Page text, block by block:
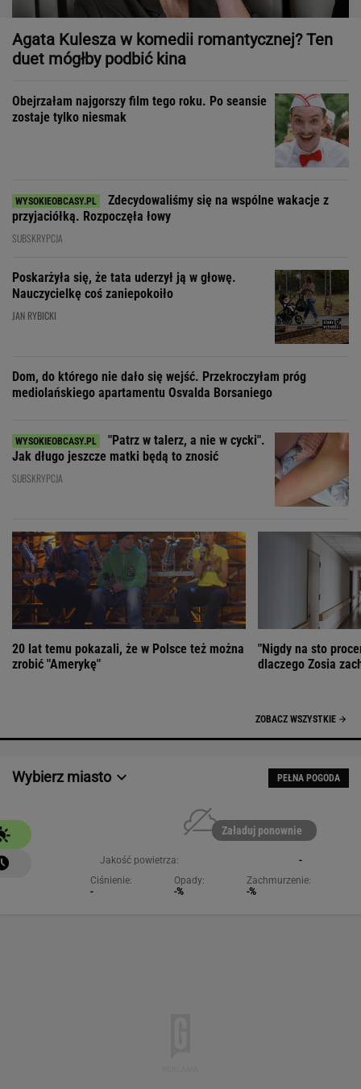
Agata Kulesza w komedii romantycznej? Ten
duet mógłby podbić kina
Obejrzałam najgorszy film tego roku. Po seansie
zostaje tylko niesmak
Zdecydowaliśmy się na wspólne wakacje z
przyjaciółką. Rozpoczęła łowy
SUBSKRYPCJA
Poskarżyła się, że tata uderzył ją w głowę.
Nauczycielkę coś zaniepokoiło
JAN RYBICKI
Dom, do którego nie dało się wejść. Przekroczyłam próg
mediolańskiego apartamentu Osvalda Borsaniego
"Patrz w talerz, a nie w cycki".
Jak długo jeszcze matki będą to znosić
SUBSKRYPCJA
20 lat temu pokazali, że w Polsce też można
zrobić "Amerykę"
"Nigdy na sto
dlaczego Zosia
ZOBACZ WSZYSTKIE
Wybierz miasto PEŁNA POGODA
Załaduj ponownie
Jakość powietrza:
-
Ciśnienie:
-
Opady:
-%
Zachmurzenie:
-%